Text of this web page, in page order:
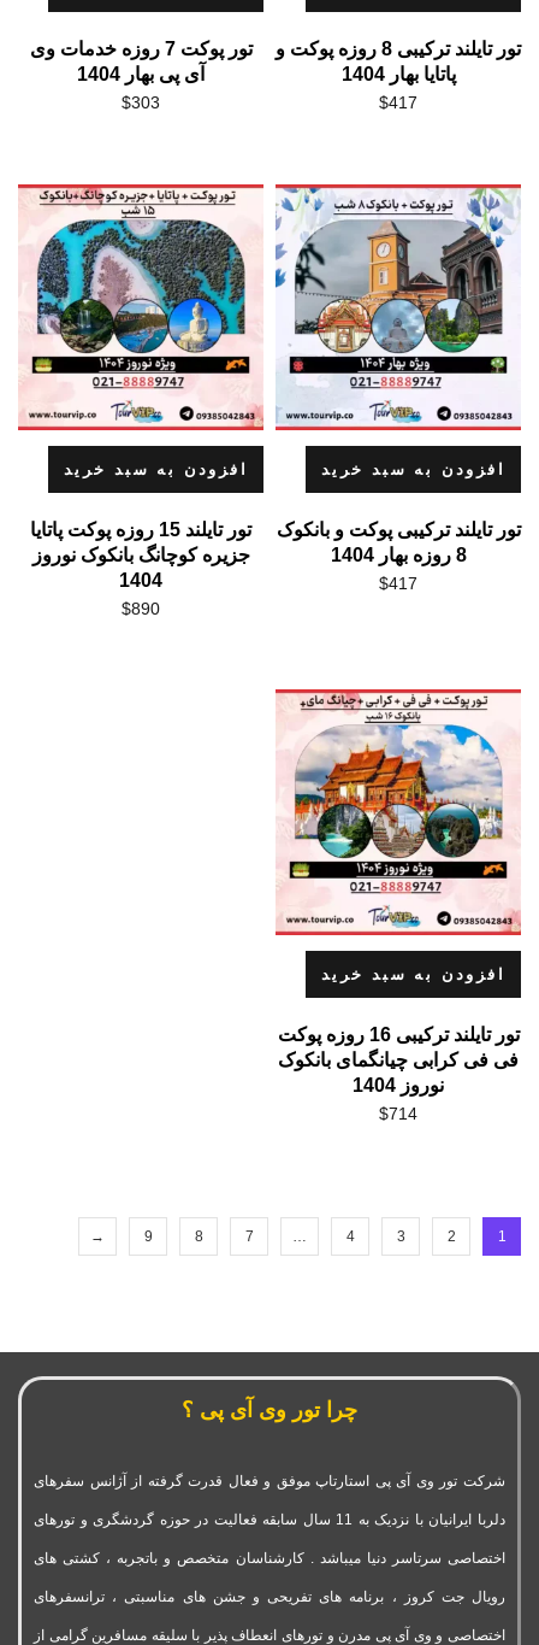
تور تایلند ترکیبی 8 روزه پوکت و
پاتایا بهار 1404
$417
تور پوکت 7 روزه خدمات وی
آی پی بهار 1404
$303
افزودن به سبد خرید
تور تایلند ترکیبی پوکت و بانکوک
8 روزه بهار 1404
$417
افزودن به سبد خرید
تور تایلند 15 روزه پوکت پاتایا
جزیره کوچانگ بانکوک نوروز
1404
$890
افزودن به سبد خرید
تور تایلند ترکیبی 16 روزه پوکت
فی فی کرابی چیانگمای بانکوک
نوروز 1404
$714
1
2
3
4
7
8
9
→
چرا تور وی آی پی ؟
شرکت تور وی آی پی استارتاپ موفق و فعال قدرت گرفته از آژانس سفرهای
دلربا ایرانیان با نزدیک به 11 سال سابقه فعالیت در حوزه گردشگری و تورهای
اختصاصی سرتاسر دنیا میباشد . کارشناسان متخصص و باتجربه ، کشتی های
رویال جت کروز ، برنامه های تفریحی و جشن های مناسبتی ، ترانسفرهای
اختصاصی و وی آی پی مدرن و تورهای انعطاف پذیر با سلیقه مسافرین گرامی از